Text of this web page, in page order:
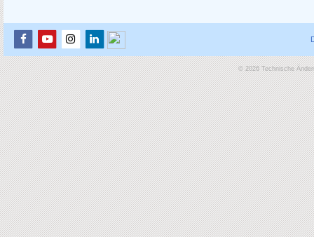
© 2026 Technische